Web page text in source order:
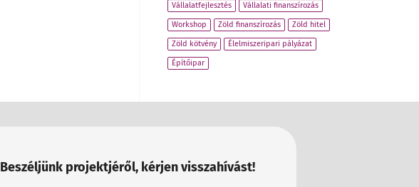
Vállalatfejlesztés Vállalati finanszírozás
Workshop Zöld finanszírozás Zöld hitel
Zöld kötvény Élelmiszeripari pályázat
Építőipar
Beszéljünk projektjéről, kérjen visszahívást!